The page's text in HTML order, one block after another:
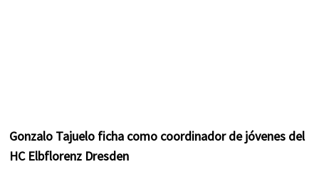
Gonzalo Tajuelo ficha como coordinador de jóvenes del
HC Elbflorenz Dresden